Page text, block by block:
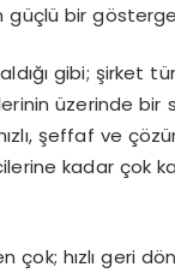
güçlü bir
gibi; şirket
üzerinde
şeffaf ve
kadar çok
hızlı geri